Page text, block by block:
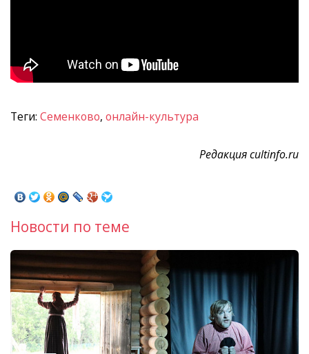
Теги: Семенково, онлайн-культура
Редакция cultinfo.ru
Новости по теме